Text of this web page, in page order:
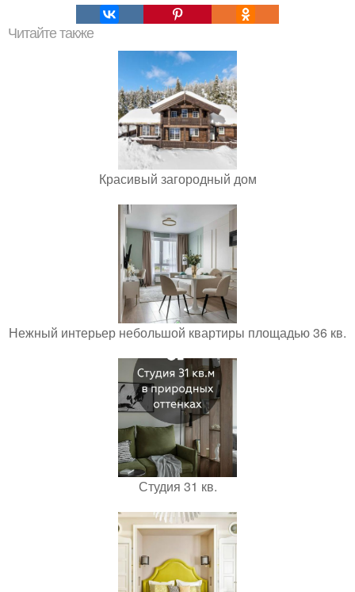
Читайте также
Красивый загородный дом
Нежный интерьер небольшой квартиры площадью 36 кв.
Студия 31 кв.